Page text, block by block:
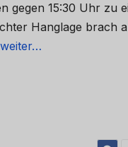
gegen 15:30 Uhr zu
Hanglage brach